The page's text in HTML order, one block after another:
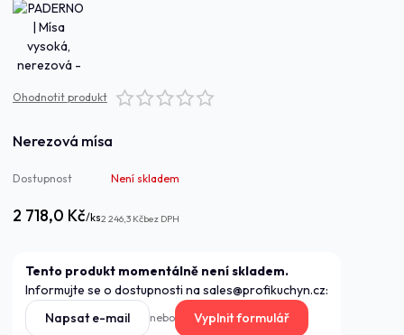
Ohodnotit produkt
Nerezová mísa
Dostupnost Není skladem
2 718,0 Kč/ks2 246,3 Kčbez DPH
Tento produkt momentálně není skladem.
Informujte se o dostupnosti na sales@profikuchyn.cz:
Napsat e-mail
nebo Vyplnit formulář